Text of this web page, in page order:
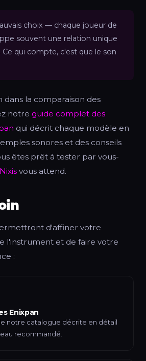
choix — chaque joueur de
souvent une relation unique
Ce qui compte, c'est que le son
dans la comparaison des
notre guide complet des
qui décrit chaque modèle en
sonores et des conseils
êtes prêt à tester par vous-
vous attend.
d'affiner votre
l'instrument et de faire votre
:
Enixpan
notre catalogue décrite en détail
recommandé.